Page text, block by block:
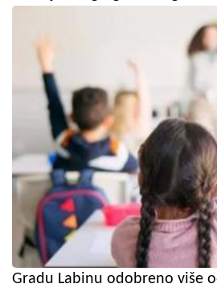
Gradu Labinu odobreno više